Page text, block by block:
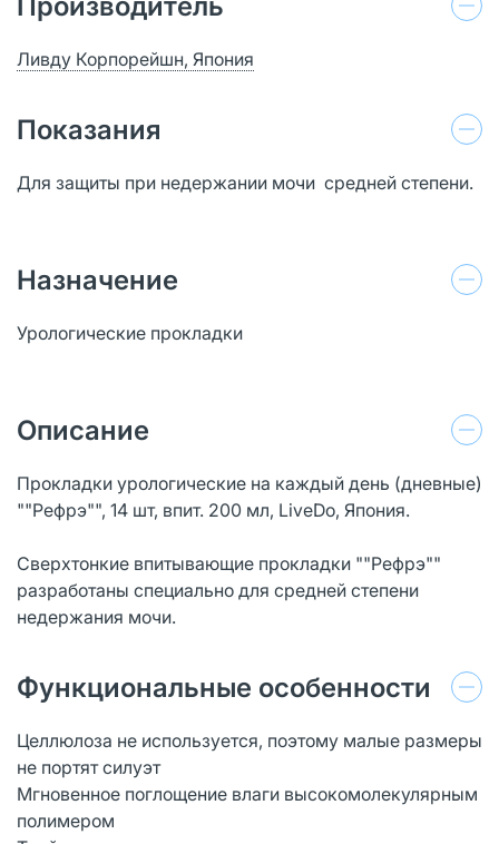
Ливду Корпорейшн, Япония
Показания
Для защиты при недержании мочи средней степени.
Назначение
Урологические прокладки
Описание
Прокладки урологические на каждый день (дневные)
""Рефрэ"", 14 шт, впит. 200 мл, LiveDo, Япония.
Сверхтонкие впитывающие прокладки ""Рефрэ""
разработаны специально для средней степени
недержания мочи.
Функциональные особенности
Целлюлоза не используется, поэтому малые размеры
не портят силуэт
Мгновенное поглощение влаги высокомолекулярным
полимером